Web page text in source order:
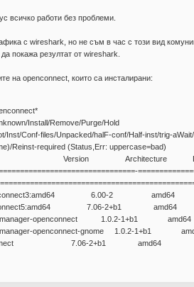
всичко работи без проблеми.
с wireshark, но не съм в час с този вид
покажа резултат от wireshark.
на openconnect, които са инсталирани:
Install/Remove/Purge/Hold
Inst/Conf-files/Unpacked/halF-conf/Half-inst/trig-
Reinst-required (Status,Err: uppercase=bad)
Version Architecture
6.00-2 amd64 open
7.06-2+b1 amd64 open
manager-openconnect 1.0.2-1+b1 amd64
manager-openconnect-gnome 1.0.2-1+b1
7.06-2+b1 amd64 open